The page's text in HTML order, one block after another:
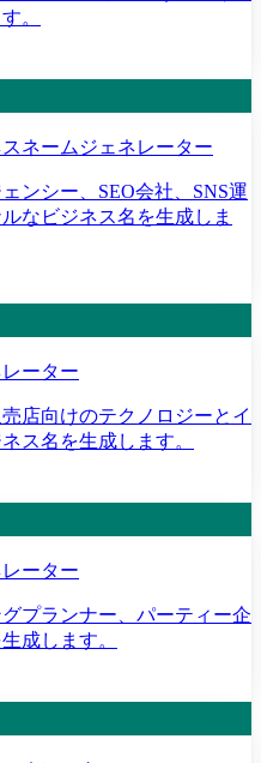
。
ネームジェネレーター
ンシー、SEO会社、SNS運
なビジネス名を生成しま
ーター
店向けのテクノロジーとイ
ス名を生成します。
ーター
プランナー、パーティー企
成します。